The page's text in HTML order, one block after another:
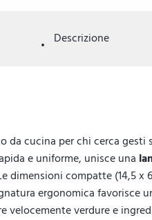
Descrizione
da cucina per chi cerca
e uniforme, unisce una
dimensioni compatte (14,5 x
ergonomica favorisce
velocemente verdure e